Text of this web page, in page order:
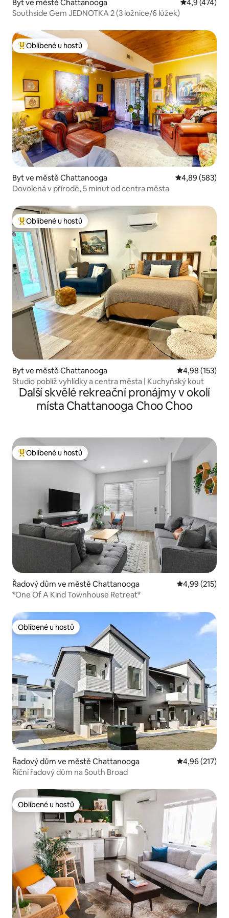
Byt ve městě Chattanooga Průměrné
4,9 (474)
Southside Gem JEDNOTKA 2 (3 ložnice/6 lůžek)
Nejlepší v kategorii Oblíbené u hostů
Oblíbené u hostů
Byt ve městě Chattanooga Průměrné
4,89 (583)
Dovolená v přírodě, 5 minut od centra města
Nejlepší v kategorii Oblíbené u hostů
Oblíbené u hostů
Byt ve městě Chattanooga Průměrné
4,98 (153)
Studio poblíž vyhlídky a centra města | Kuchyňský kout
Další skvělé rekreační pronájmy v okolí
místa Chattanooga Choo Choo
Nejlepší v kategorii Oblíbené u hostů
Oblíbené u hostů
Řadový dům ve městě Chattanooga Průměrné
4,99 (215)
*One Of A Kind Townhouse Retreat*
Oblíbené u hostů
Oblíbené u hostů
Řadový dům ve městě Chattanooga Průměrné
4,96 (217)
Říční řadový dům na South Broad
Oblíbené u hostů
Oblíbené u hostů